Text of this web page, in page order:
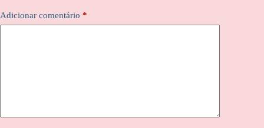
Adicionar comentário *